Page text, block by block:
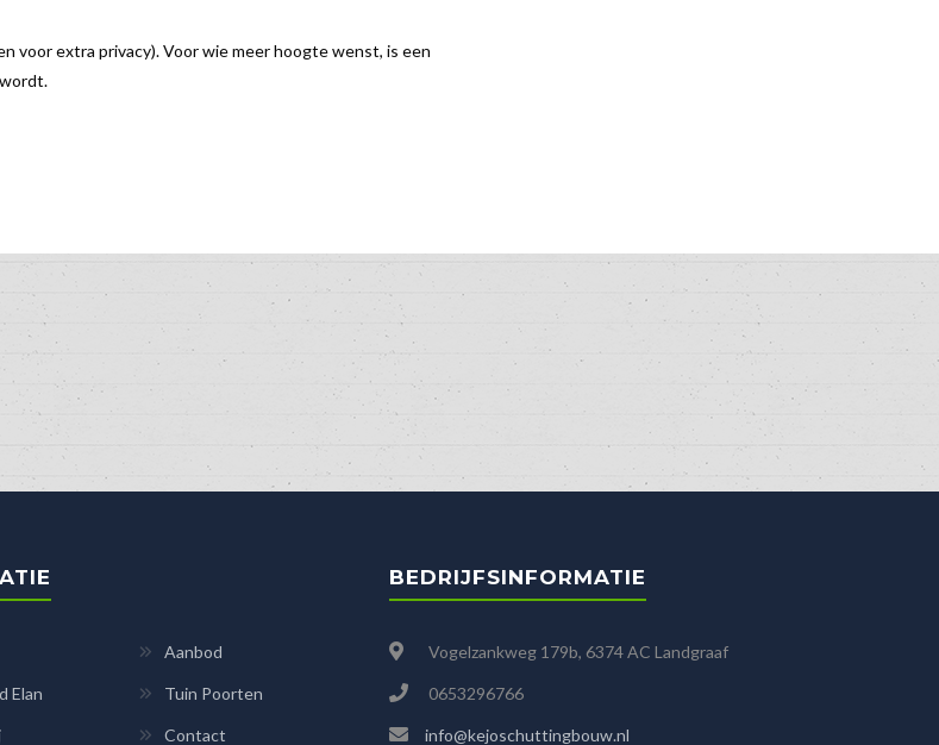
voor extra privacy). Voor wie meer hoogte wenst, is een
Aanbod
Elan Tuin Poorten
Contact
BEDRIJFSINFORMATIE
Vogelzankweg 179b, 6374 AC Landgraaf
0653296766
info@kejoschuttingbouw.nl